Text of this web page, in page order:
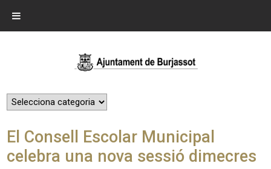
El Consell Escolar Municipal
celebra una nova sessió dimecres